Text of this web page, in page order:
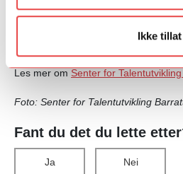
Ikke tillat
temaene som ble tatt opp på
Les mer om Senter for Talentutvikling
Foto: Senter for Talentutvikling
Fant du det du lette
Ja Nei